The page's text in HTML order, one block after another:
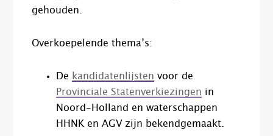
gehouden.
Overkoepelende thema’s:
De kandidatenlijsten voor de
Provinciale Statenverkiezingen in
Noord-Holland en waterschappen
HHNK en AGV zijn bekendgemaakt.